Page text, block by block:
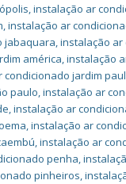
,instalação ar
,instalação ar
jabaquara,instalação ar
américa,instalação
condicionado jardim
paulo,instalação ar
,instalação ar
,instalação ar
,instalação ar
penha,
pinheiros,